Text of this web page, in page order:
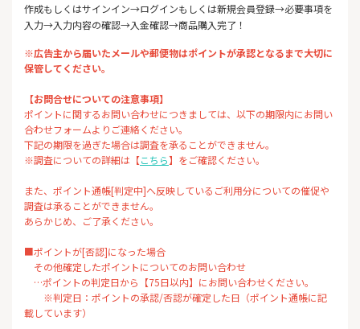
作成もしくはサインイン→ログインもしくは新規会員登録→必要事項を
入力→入力内容の確認→入金確認→商品購入完了！
※広告主から届いたメールや郵便物はポイントが承認となるまで大切に
保管してください。
【お問合せについての注意事項】
ポイントに関するお問い合わせにつきましては、以下の期限内にお問い
合わせフォームよりご連絡ください。
下記の期限を過ぎた場合は調査を承ることができません。
※調査についての詳細は【こちら】をご確認ください。
また、ポイント通帳[判定中]へ反映しているご利用分についての催促や
調査は承ることができません。
あらかじめ、ご了承ください。
■ポイントが[否認]になった場合
その他確定したポイントについてのお問い合わせ
…ポイントの判定日から【75日以内】にお問い合わせください。
※判定日：ポイントの承認/否認が確定した日（ポイント通帳に記
載しています）